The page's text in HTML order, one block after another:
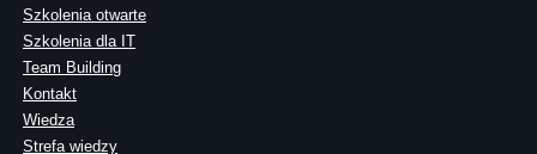
Szkolenia otwarte
Szkolenia dla IT
Team Building
Kontakt
Wiedza
Strefa wiedzy